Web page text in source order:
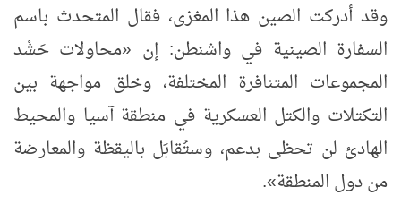
وقد أدركت الصين هذا المغزى، فقال المتحدث باسم
السفارة الصينية في واشنطن: إن «محاولات حَشْد
المجموعات المتنافرة المختلفة، وخلق مواجهة بين
التكتلات والكتل العسكرية في منطقة آسيا والمحيط
الهادئ لن تحظى بدعم، وستُقابَل باليقظة والمعارضة
من دول المنطقة»
.